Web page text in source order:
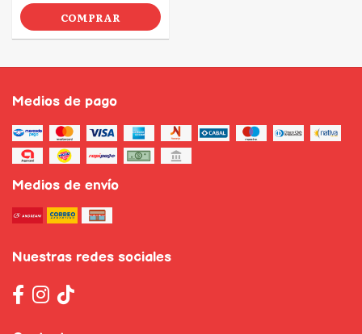
COMPRAR
Medios de pago
Medios de envío
Nuestras redes sociales